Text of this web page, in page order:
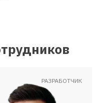
РАЗРАБОТЧИК